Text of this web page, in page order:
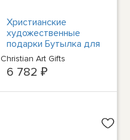
Христианские
художественные
подарки Бутылка для
воды с вакуумной
изоляцией с двойными
стенками из
‎Christian Art Gifts
6 782 ₽